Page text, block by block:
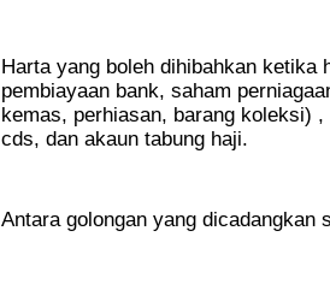
Harta yang boleh dihibahkan ketika
pembiayaan bank, saham
kemas, perhiasan, barang koleksi)
cds, dan akaun tabung haji.
Antara golongan yang